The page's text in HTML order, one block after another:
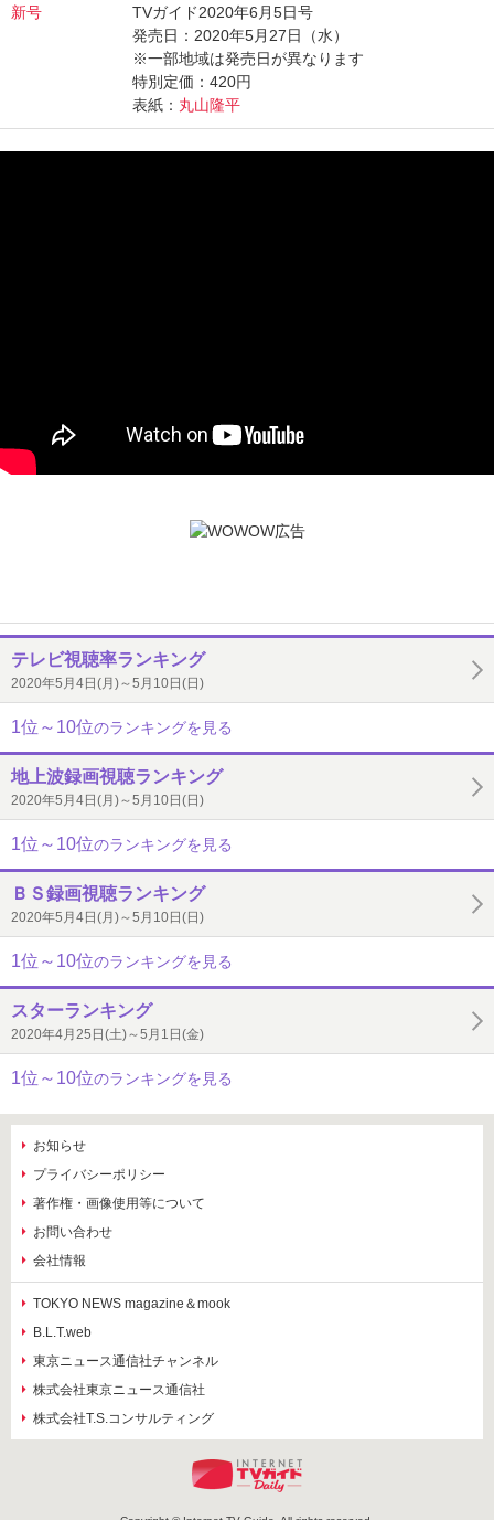
TVガイド2020年6月5日号
発売日：2020年5月27日（水）
※一部地域は発売日が異なります
特別定価：420円
表紙： 丸山隆平
テレビ視聴率ランキング
2020年5月4日(月)～5月10日(日)
1位～10位のランキングを見る
地上波録画視聴ランキング
2020年5月4日(月)～5月10日(日)
1位～10位のランキングを見る
ＢＳ録画視聴ランキング
2020年5月4日(月)～5月10日(日)
1位～10位のランキングを見る
スターランキング
2020年4月25日(土)～5月1日(金)
1位～10位のランキングを見る
お知らせ
プライバシーポリシー
著作権・画像使用等について
お問い合わせ
会社情報
TOKYO NEWS magazine＆mook
B.L.T.web
東京ニュース通信社チャンネル
株式会社東京ニュース通信社
株式会社T.S.コンサルティング